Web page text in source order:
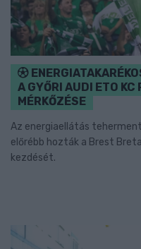
A GYŐRI AUDI ETO
MÉRKŐZÉSE
Az energiaellátás
előrébb hozták a Brest
kezdését.